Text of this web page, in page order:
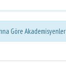
Göre Akademisyenler